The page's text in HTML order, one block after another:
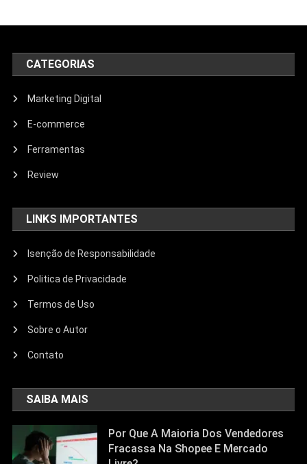
CATEGORIAS
Marketing Digital
E-commerce
Ferramentas
Review
LINKS IMPORTANTES
Isenção de Responsabilidade
Politica de Privacidade
Termos de Uso
Sobre o Autor
Contato
SAIBA MAIS
Por Que A Maioria Dos Vendedores
Fracassa Na Shopee E Mercado